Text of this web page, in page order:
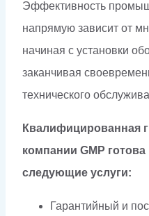
Эффективность
напрямую зависит от
начиная с установки
заканчивая
технического
Квалифицированная
компании GMP
следующие услуги:
Гарантийный и